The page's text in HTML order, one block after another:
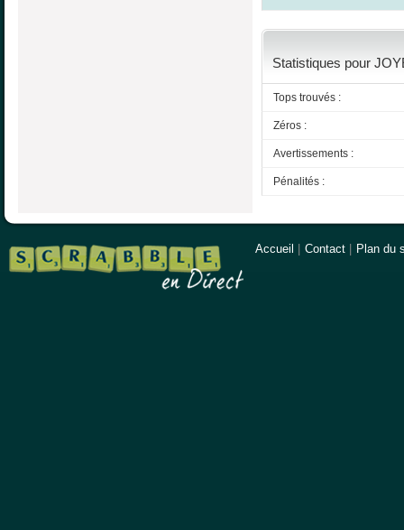
Statistiques pour
Tops trouvés :
Zéros :
Avertissements :
Pénalités :
Accueil Contact Plan du